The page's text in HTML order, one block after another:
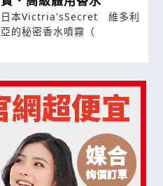
日本Victria'sSecret 維多利
亞的秘密香水噴霧（